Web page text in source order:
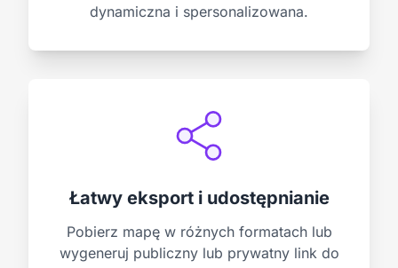
dynamiczna i spersonalizowana.
Łatwy eksport i udostępnianie
Pobierz mapę w różnych formatach lub
wygeneruj publiczny lub prywatny link do